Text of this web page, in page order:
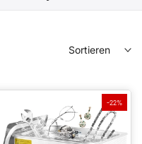
Sortieren
-22%